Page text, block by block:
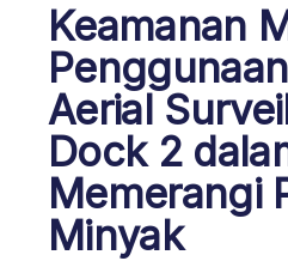
Keamanan
Aerial
Dock 2
Memerangi
Minyak